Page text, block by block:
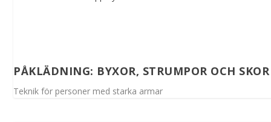
PÅKLÄDNING: BYXOR, STRUMPOR OCH
Teknik för personer med starka armar